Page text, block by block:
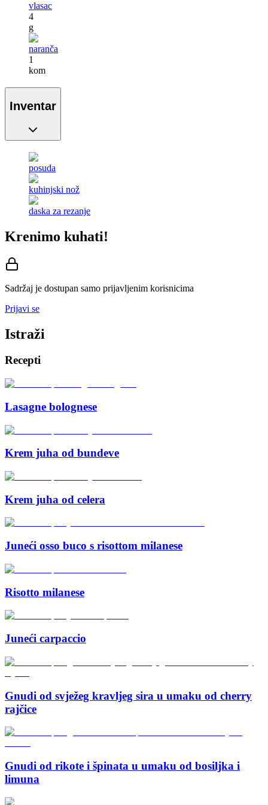
vlasac
4
g
naranča
1
kom
Inventar
posuda
kuhinjski nož
daska za rezanje
Krenimo kuhati!
Sadržaj je dostupan samo prijavljenim korisnicima
Prijavi se
Istraži
Recepti
Lasagne bolognese
Krem juha od bundeve
Krem juha od celera
Juneći osso buco s risottom milanese
Risotto milanese
Juneći carpaccio
Gnudi od svježeg kravljeg sira u umaku od cherry
rajčice
Gnudi od rikote i špinata u umaku od bosiljka i
limuna